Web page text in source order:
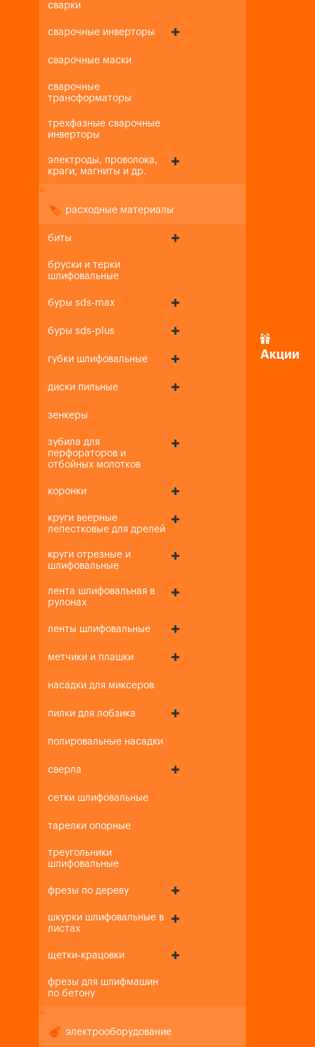
сварки
сварочные инверторы
сварочные маски
сварочные
трансформаторы
трехфазные сварочные
инверторы
электроды, проволока,
краги, магниты и др.
+-
расходные материалы
биты
бруски и терки
шлифовальные
буры sds-max
буры sds-plus
губки шлифовальные
диски пильные
зенкеры
зубила для
перфораторов и
отбойных молотков
коронки
круги веерные
лепестковые для дрелей
круги отрезные и
шлифовальные
лента шлифовальная в
рулонах
ленты шлифовальные
метчики и плашки
насадки для миксеров
пилки для лобзика
полировальные насадки
сверла
сетки шлифовальные
тарелки опорные
треугольники
шлифовальные
фрезы по дереву
шкурки шлифовальные в
листах
щетки-крацовки
фрезы для шлифмашин
по бетону
+-
электрооборудование
Акции